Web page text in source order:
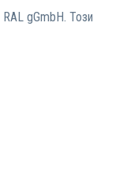
gGmbH. Този